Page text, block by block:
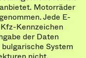
Motorräder
Jede E-
Kennzeichen
der Daten
System